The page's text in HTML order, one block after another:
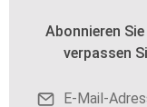
Abonnieren
verpassen